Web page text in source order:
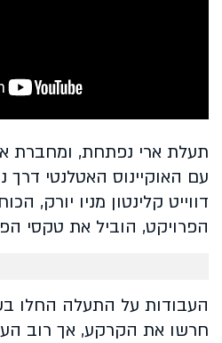
תעלת ארי נפתחת, ומחברת
עם האוקיינוס האטלנטי
דווייט קלינטון מניו יורק,
הפרויקט, הוביל את טקסי
חרשו את הקרקע, אך רוב